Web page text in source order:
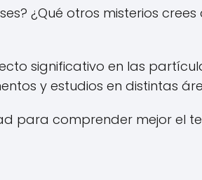
¿Qué otros misterios
significativo en las
y estudios en distintas
para comprender mejor el